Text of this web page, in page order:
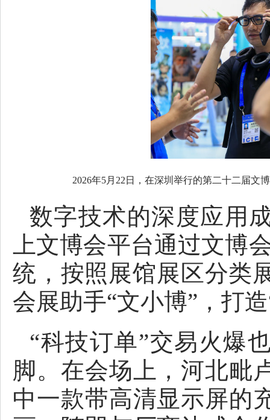
2026年5月22日，在深圳举行的第二十二届
数字技术的深度应用
上文博会平台通过文博
统，按照展馆展区分类
会展助手“文小博”，打
“科技订单”交易火爆
脚。在会场上，河北毗
中一款带高清显示屏的